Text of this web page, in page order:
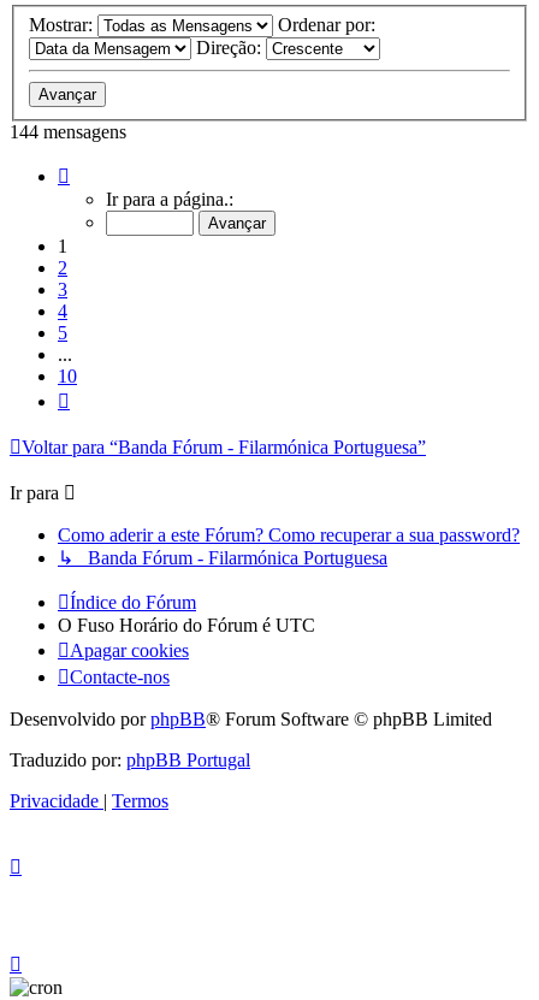
Mostrar:
Ordenar por:
Direção:
144 mensagens
Ir para a página.:
1
2
3
4
5
...
10
Voltar para “Banda Fórum - Filarmónica Portuguesa”
Ir para
Como aderir a este Fórum? Como recuperar a sua password?
↳ Banda Fórum - Filarmónica Portuguesa
Índice do Fórum
O Fuso Horário do Fórum é UTC
Apagar cookies
Contacte-nos
Desenvolvido porphpBB® Forum Software © phpBB Limited
Traduzido por: phpBB Portugal
Privacidade | Termos